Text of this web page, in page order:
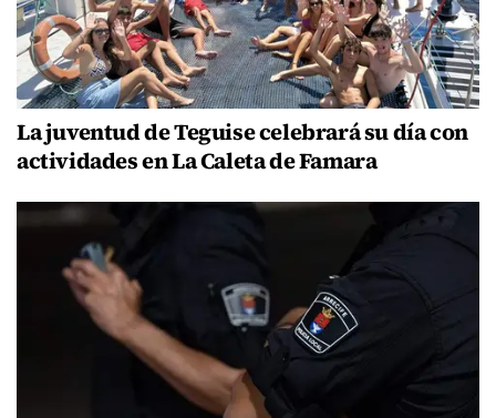
La juventud de Teguise celebrará su día con
actividades en La Caleta de Famara